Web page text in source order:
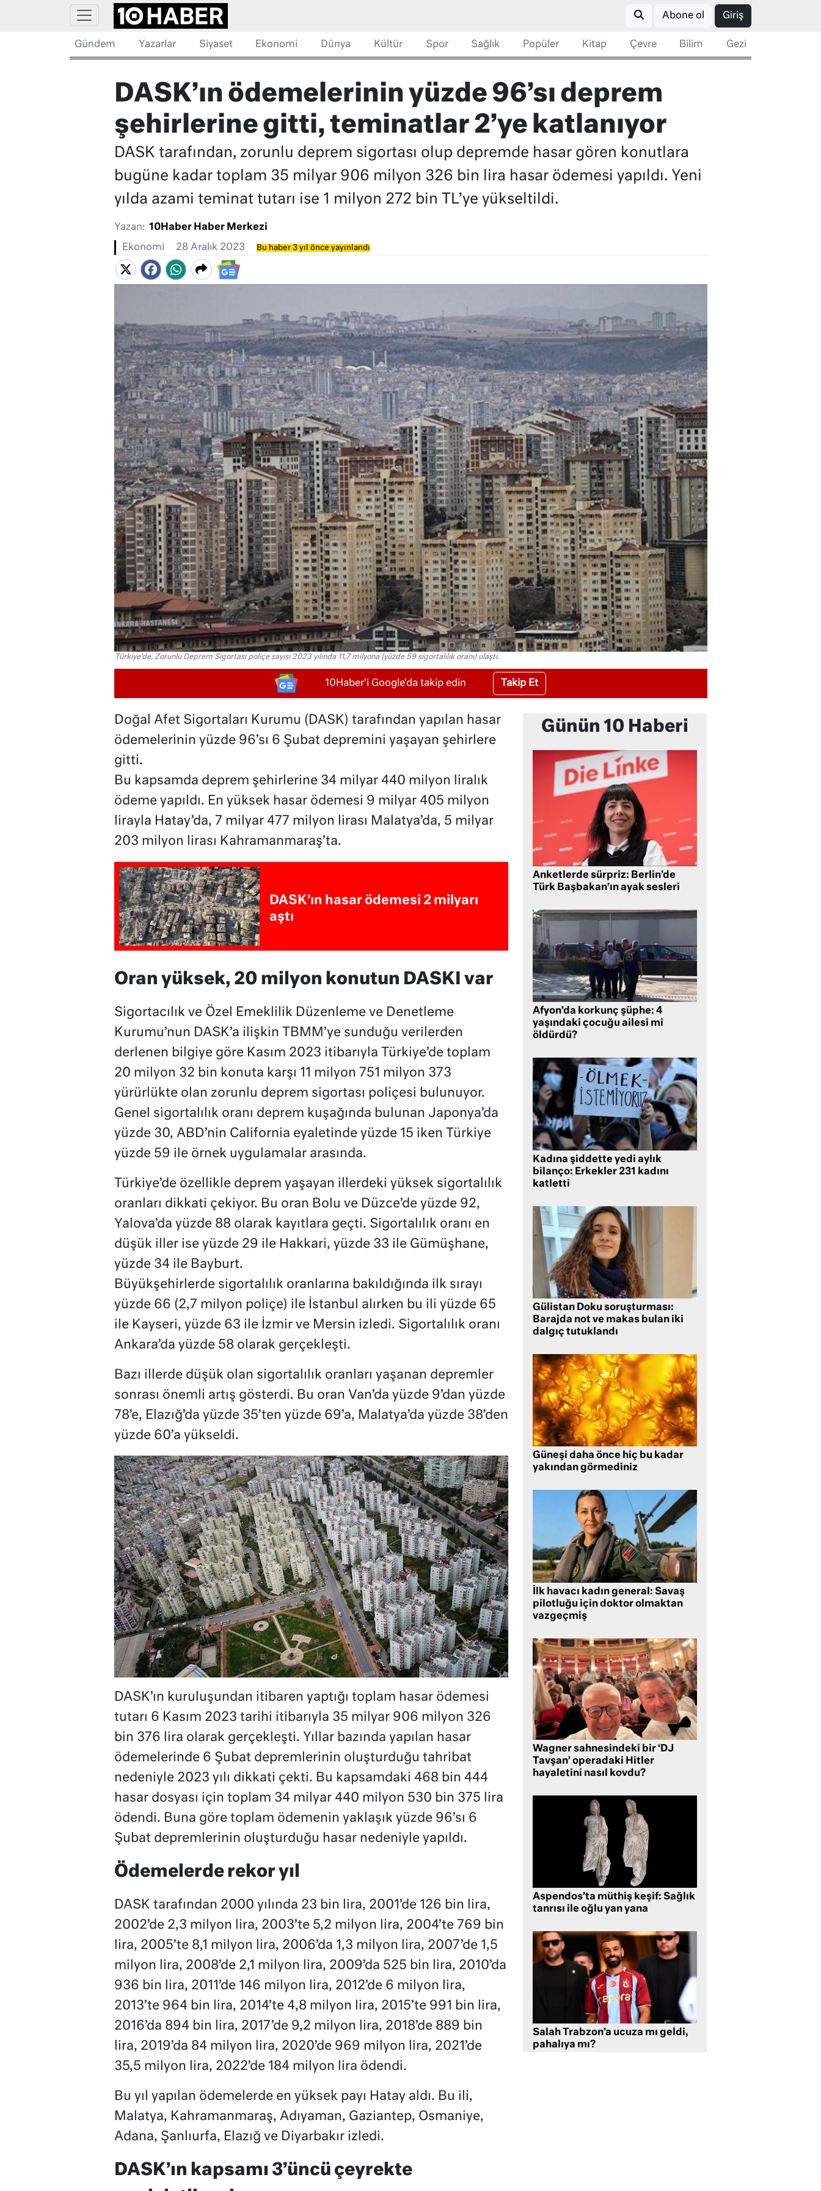
Abone ol Giriş
Gündem Yazarlar Siyaset Ekonomi Dünya Kültür Spor Sağlık Popüler Kitap Çevre Bilim Gezi
DASK’ın ödemelerinin yüzde 96’sı deprem
şehirlerine gitti, teminatlar 2’ye katlanıyor
DASK tarafından, zorunlu deprem sigortası olup depremde hasar gören konutlara
bugüne kadar toplam 35 milyar 906 milyon 326 bin lira hasar ödemesi yapıldı. Yeni
yılda azami teminat tutarı ise 1 milyon 272 bin TL’ye yükseltildi.
Yazan: 10Haber Haber Merkezi
Ekonomi 28 Aralık 2023 Bu haber 3 yıl önce yayınlandı
Türkiye'de, Zorunlu Deprem Sigortası poliçe sayısı 2023 yılında 11,7 milyona (yüzde 59 sigortalılık oranı) ulaştı.
10Haber'i Google'da takip edin Takip Et
Doğal Afet Sigortaları Kurumu (DASK) tarafından yapılan hasar
ödemelerinin yüzde 96’sı 6 Şubat depremini yaşayan şehirlere
gitti.
Bu kapsamda deprem şehirlerine 34 milyar 440 milyon liralık
ödeme yapıldı. En yüksek hasar ödemesi 9 milyar 405 milyon
lirayla Hatay’da, 7 milyar 477 milyon lirası Malatya’da, 5 milyar
203 milyon lirası Kahramanmaraş’ta.
DASK’ın hasar ödemesi 2 milyarı
aştı
Oran yüksek, 20 milyon konutun DASKI var
Sigortacılık ve Özel Emeklilik Düzenleme ve Denetleme
Kurumu’nun DASK’a ilişkin TBMM’ye sunduğu verilerden
derlenen bilgiye göre Kasım 2023 itibarıyla Türkiye’de toplam
20 milyon 32 bin konuta karşı 11 milyon 751 milyon 373
yürürlükte olan zorunlu deprem sigortası poliçesi bulunuyor.
Genel sigortalılık oranı deprem kuşağında bulunan Japonya’da
yüzde 30, ABD’nin California eyaletinde yüzde 15 iken Türkiye
yüzde 59 ile örnek uygulamalar arasında.
Türkiye’de özellikle deprem yaşayan illerdeki yüksek sigortalılık
oranları dikkati çekiyor. Bu oran Bolu ve Düzce’de yüzde 92,
Yalova’da yüzde 88 olarak kayıtlara geçti. Sigortalılık oranı en
düşük iller ise yüzde 29 ile Hakkari, yüzde 33 ile Gümüşhane,
yüzde 34 ile Bayburt.
Büyükşehirlerde sigortalılık oranlarına bakıldığında ilk sırayı
yüzde 66 (2,7 milyon poliçe) ile İstanbul alırken bu ili yüzde 65
ile Kayseri, yüzde 63 ile İzmir ve Mersin izledi. Sigortalılık oranı
Ankara’da yüzde 58 olarak gerçekleşti.
Bazı illerde düşük olan sigortalılık oranları yaşanan depremler
sonrası önemli artış gösterdi. Bu oran Van’da yüzde 9’dan yüzde
78’e, Elazığ’da yüzde 35’ten yüzde 69’a, Malatya’da yüzde 38’den
yüzde 60’a yükseldi.
DASK’ın kuruluşundan itibaren yaptığı toplam hasar ödemesi
tutarı 6 Kasım 2023 tarihi itibarıyla 35 milyar 906 milyon 326
bin 376 lira olarak gerçekleşti. Yıllar bazında yapılan hasar
ödemelerinde 6 Şubat depremlerinin oluşturduğu tahribat
nedeniyle 2023 yılı dikkati çekti. Bu kapsamdaki 468 bin 444
hasar dosyası için toplam 34 milyar 440 milyon 530 bin 375 lira
ödendi. Buna göre toplam ödemenin yaklaşık yüzde 96’sı 6
Şubat depremlerinin oluşturduğu hasar nedeniyle yapıldı.
Ödemelerde rekor yıl
DASK tarafından 2000 yılında 23 bin lira, 2001’de 126 bin lira,
2002’de 2,3 milyon lira, 2003’te 5,2 milyon lira, 2004’te 769 bin
lira, 2005’te 8,1 milyon lira, 2006’da 1,3 milyon lira, 2007’de 1,5
milyon lira, 2008’de 2,1 milyon lira, 2009’da 525 bin lira, 2010’da
936 bin lira, 2011’de 146 milyon lira, 2012’de 6 milyon lira,
2013’te 964 bin lira, 2014’te 4,8 milyon lira, 2015’te 991 bin lira,
2016’da 894 bin lira, 2017’de 9,2 milyon lira, 2018’de 889 bin
lira, 2019’da 84 milyon lira, 2020’de 969 milyon lira, 2021’de
35,5 milyon lira, 2022’de 184 milyon lira ödendi.
Bu yıl yapılan ödemelerde en yüksek payı Hatay aldı. Bu ili,
Malatya, Kahramanmaraş, Adıyaman, Gaziantep, Osmaniye,
Adana, Şanlıurfa, Elazığ ve Diyarbakır izledi.
DASK’ın kapsamı 3’üncü çeyrekte
Günün 10 Haberi
Anketlerde sürpriz: Berlin’de
Türk Başbakan’ın ayak sesleri
Afyon’da korkunç şüphe: 4
yaşındaki çocuğu ailesi mi
öldürdü?
Kadına şiddette yedi aylık
bilanço: Erkekler 231 kadını
katletti
Gülistan Doku soruşturması:
Barajda not ve makas bulan iki
dalgıç tutuklandı
Güneşi daha önce hiç bu kadar
yakından görmediniz
İlk havacı kadın general: Savaş
pilotluğu için doktor olmaktan
vazgeçmiş
Wagner sahnesindeki bir ‘DJ
Tavşan’ operadaki Hitler
hayaletini nasıl kovdu?
Aspendos’ta müthiş keşif: Sağlık
tanrısı ile oğlu yan yana
Salah Trabzon’a ucuza mı geldi,
pahalıya mı?